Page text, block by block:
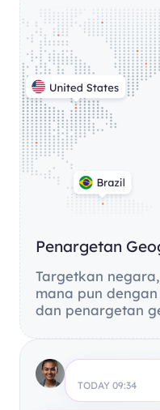
Penargetan
Targetkan
mana pun
dan penargetan
TODAY 09:34